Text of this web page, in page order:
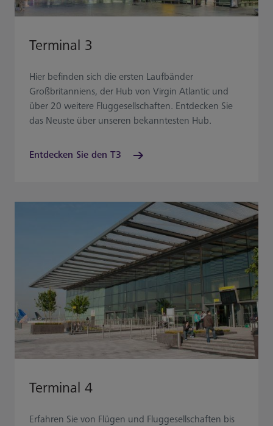
Terminal 3
Hier befinden sich die ersten Laufbänder
Großbritanniens, der Hub von Virgin Atlantic und
über 20 weitere Fluggesellschaften. Entdecken Sie
das Neuste über unseren bekanntesten Hub.
Entdecken Sie den T3
Terminal 4
Erfahren Sie von Flügen und Fluggesellschaften bis